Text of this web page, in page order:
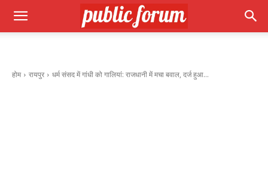
होम रायपुर धर्म संसद में गांधी को गालियां: राजधानी में मचा बवाल, दर्ज हुआ...